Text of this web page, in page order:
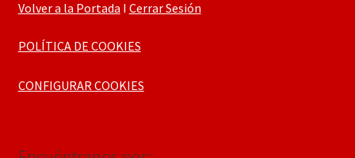
Volver a la Portada I Cerrar Sesión
POLÍTICA DE COOKIES
CONFIGURAR COOKIES